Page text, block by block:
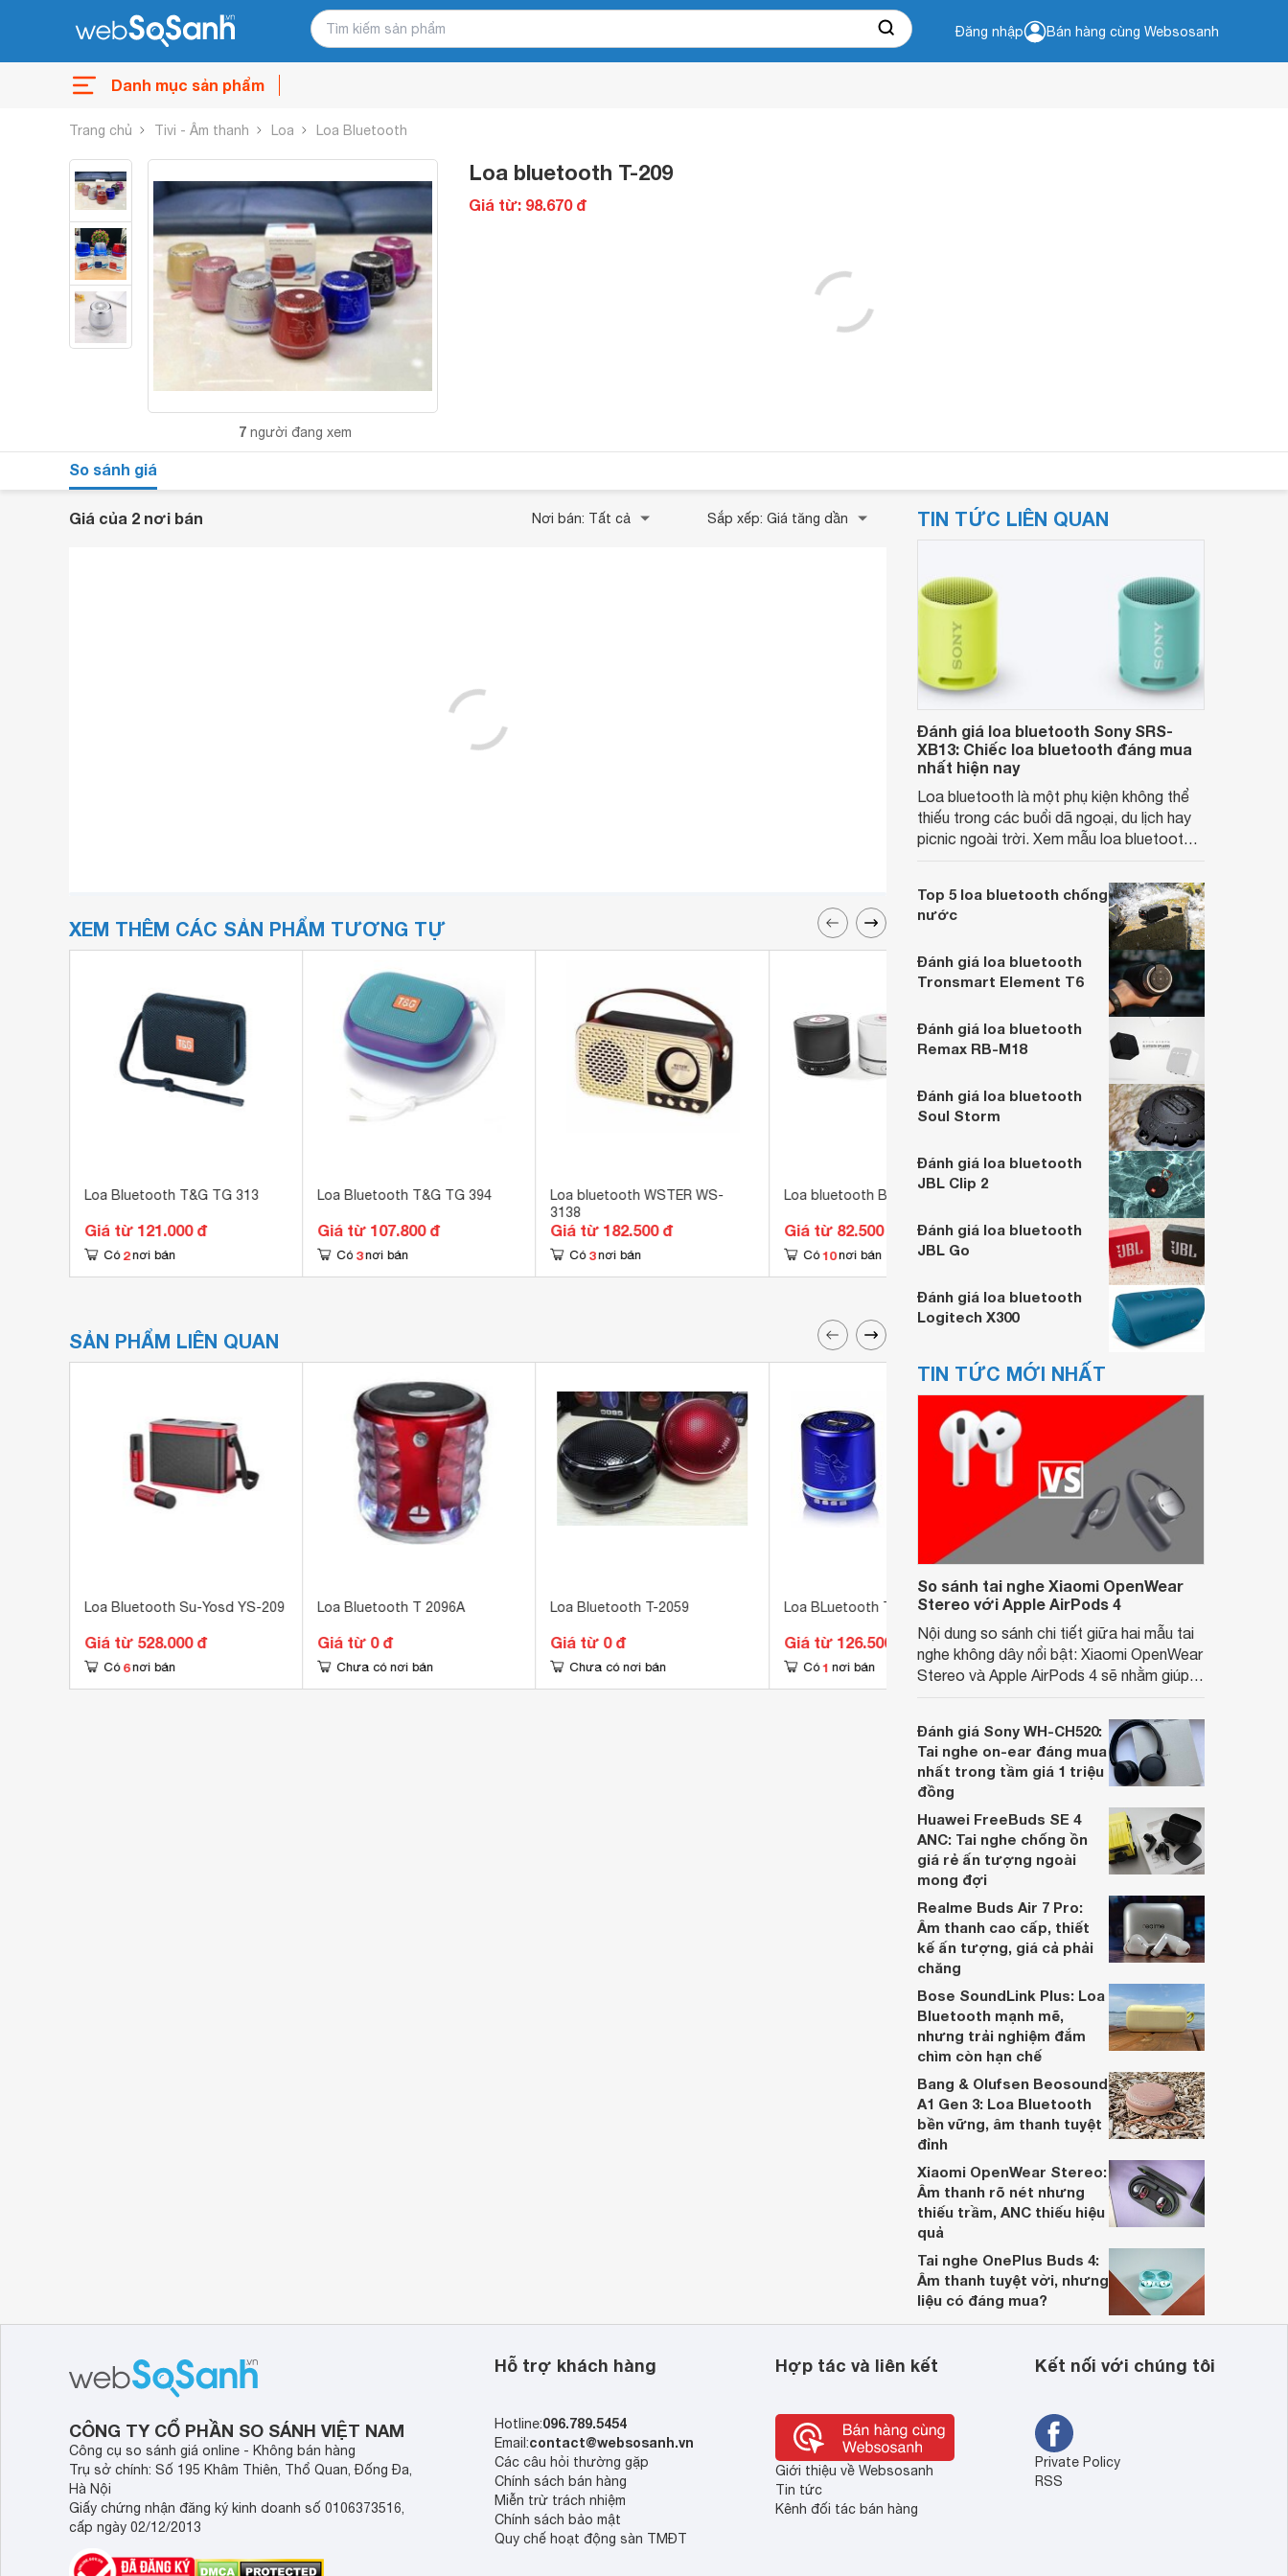
Đăng nhập Bán hàng cùng Websosanh
Danh mục sản phẩm
Trang chủ Tivi - Âm thanh Loa Loa Bluetooth
7 người đang xem
Loa bluetooth T-209
Giá từ: 98.670 đ
So sánh giá
Giá của 2 nơi bán Nơi bán: Tất cả Sắp xếp: Giá tăng dần
XEM THÊM CÁC SẢN PHẨM TƯƠNG TỰ
Loa Bluetooth T&G TG 313
Giá từ 121.000 đ
Có 2 nơi bán
Loa Bluetooth T&G TG 394
Giá từ 107.800 đ
Có 3 nơi bán
Loa bluetooth WSTER WS-
3138
Giá từ 182.500 đ
Có 3 nơi bán
Loa bluetooth Beats S11
Giá từ 82.500 đ
Có 10 nơi bán
Loa bluetooth SC-208
Giá từ 101.000 đ
SẢN PHẨM LIÊN QUAN
Loa Bluetooth Su-Yosd YS-209
Giá từ 528.000 đ
Có 6 nơi bán
Loa Bluetooth T 2096A
Giá từ 0 đ
Chưa có nơi bán
Loa Bluetooth T-2059
Giá từ 0 đ
Chưa có nơi bán
Loa BLuetooth T-2308
Giá từ 126.500 đ
Có 1 nơi bán
Loa Bluetooth T&G 112
Giá từ 225.500 đ
Có 2 nơi bán
TIN TỨC LIÊN QUAN
Đánh giá loa bluetooth Sony SRS-
XB13: Chiếc loa bluetooth đáng mua
nhất hiện nay
Loa bluetooth là một phụ kiện không thể
thiếu trong các buổi dã ngoại, du lịch hay
picnic ngoài trời. Xem mẫu loa bluetooth
nhiều người lựa chọn ngay trong bài viết.
Top 5 loa bluetooth chống
nước
Đánh giá loa bluetooth
Tronsmart Element T6
Đánh giá loa bluetooth
Remax RB-M18
Đánh giá loa bluetooth
Soul Storm
Đánh giá loa bluetooth
JBL Clip 2
Đánh giá loa bluetooth
JBL Go
Đánh giá loa bluetooth
Logitech X300
TIN TỨC MỚI NHẤT
So sánh tai nghe Xiaomi OpenWear
Stereo với Apple AirPods 4
Nội dung so sánh chi tiết giữa hai mẫu tai
nghe không dây nổi bật: Xiaomi OpenWear
Stereo và Apple AirPods 4 sẽ nhằm giúp
dựa trên nhu cầu và sở thích cá nhân. Cả
hai đều là sản phẩm chất lượng cao,
nhưng hướng tới đối tượng khách hàng
khác nhau.
Đánh giá Sony WH-CH520:
Tai nghe on-ear đáng mua
nhất trong tầm giá 1 triệu
đồng
Huawei FreeBuds SE 4
ANC: Tai nghe chống ồn
giá rẻ ấn tượng ngoài
mong đợi
Realme Buds Air 7 Pro:
Âm thanh cao cấp, thiết
kế ấn tượng, giá cả phải
chăng
Bose SoundLink Plus: Loa
Bluetooth mạnh mẽ,
nhưng trải nghiệm đắm
chìm còn hạn chế
Bang & Olufsen Beosound
A1 Gen 3: Loa Bluetooth
bền vững, âm thanh tuyệt
đỉnh
Xiaomi OpenWear Stereo:
Âm thanh rõ nét nhưng
thiếu trầm, ANC thiếu hiệu
quả
Tai nghe OnePlus Buds 4:
Âm thanh tuyệt vời, nhưng
liệu có đáng mua?
CÔNG TY CỔ PHẦN SO SÁNH VIỆT NAM
Công cụ so sánh giá online - Không bán hàng
Trụ sở chính: Số 195 Khâm Thiên, Thổ Quan, Đống Đa,
Hà Nội
Giấy chứng nhận đăng ký kinh doanh số 0106373516,
cấp ngày 02/12/2013
Hỗ trợ khách hàng
Hotline:096.789.5454
Email:contact@websosanh.vn
Các câu hỏi thường gặp
Chính sách bán hàng
Miễn trừ trách nhiệm
Chính sách bảo mật
Quy chế hoạt động sàn TMĐT
Hợp tác và liên kết
Giới thiệu về Websosanh
Tin tức
Kênh đối tác bán hàng
Kết nối với chúng tôi
Private Policy
RSS